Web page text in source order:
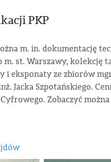
PKP
m. in. dokumentację
m. st. Warszawy, kolekcję
i eksponaty ze zbiorów
Jacka Szpotańskiego.
Zobaczyć